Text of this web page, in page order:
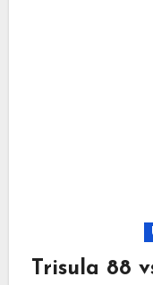
Trisula 88